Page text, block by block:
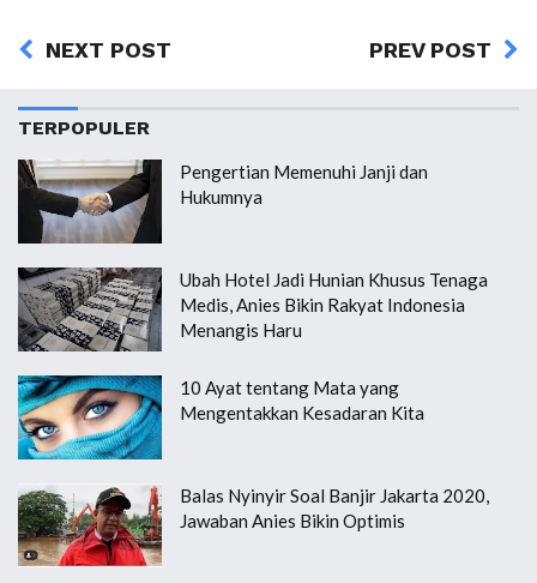
NEXT POST PREV POST
TERPOPULER
Pengertian Memenuhi Janji dan
Hukumnya
Ubah Hotel Jadi Hunian Khusus Tenaga
Medis, Anies Bikin Rakyat Indonesia
Menangis Haru
10 Ayat tentang Mata yang
Mengentakkan Kesadaran Kita
Balas Nyinyir Soal Banjir Jakarta 2020,
Jawaban Anies Bikin Optimis